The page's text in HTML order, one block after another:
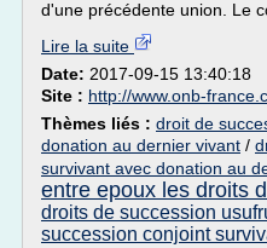
d'une précédente union. Le
Lire la suite
Date: 2017-09-15 13:40:18
Site : http://www.onb-
Thèmes liés : droit de
donation au dernier vivant /
survivant avec donation au
entre epoux les droits
droits de succession
succession conjoint